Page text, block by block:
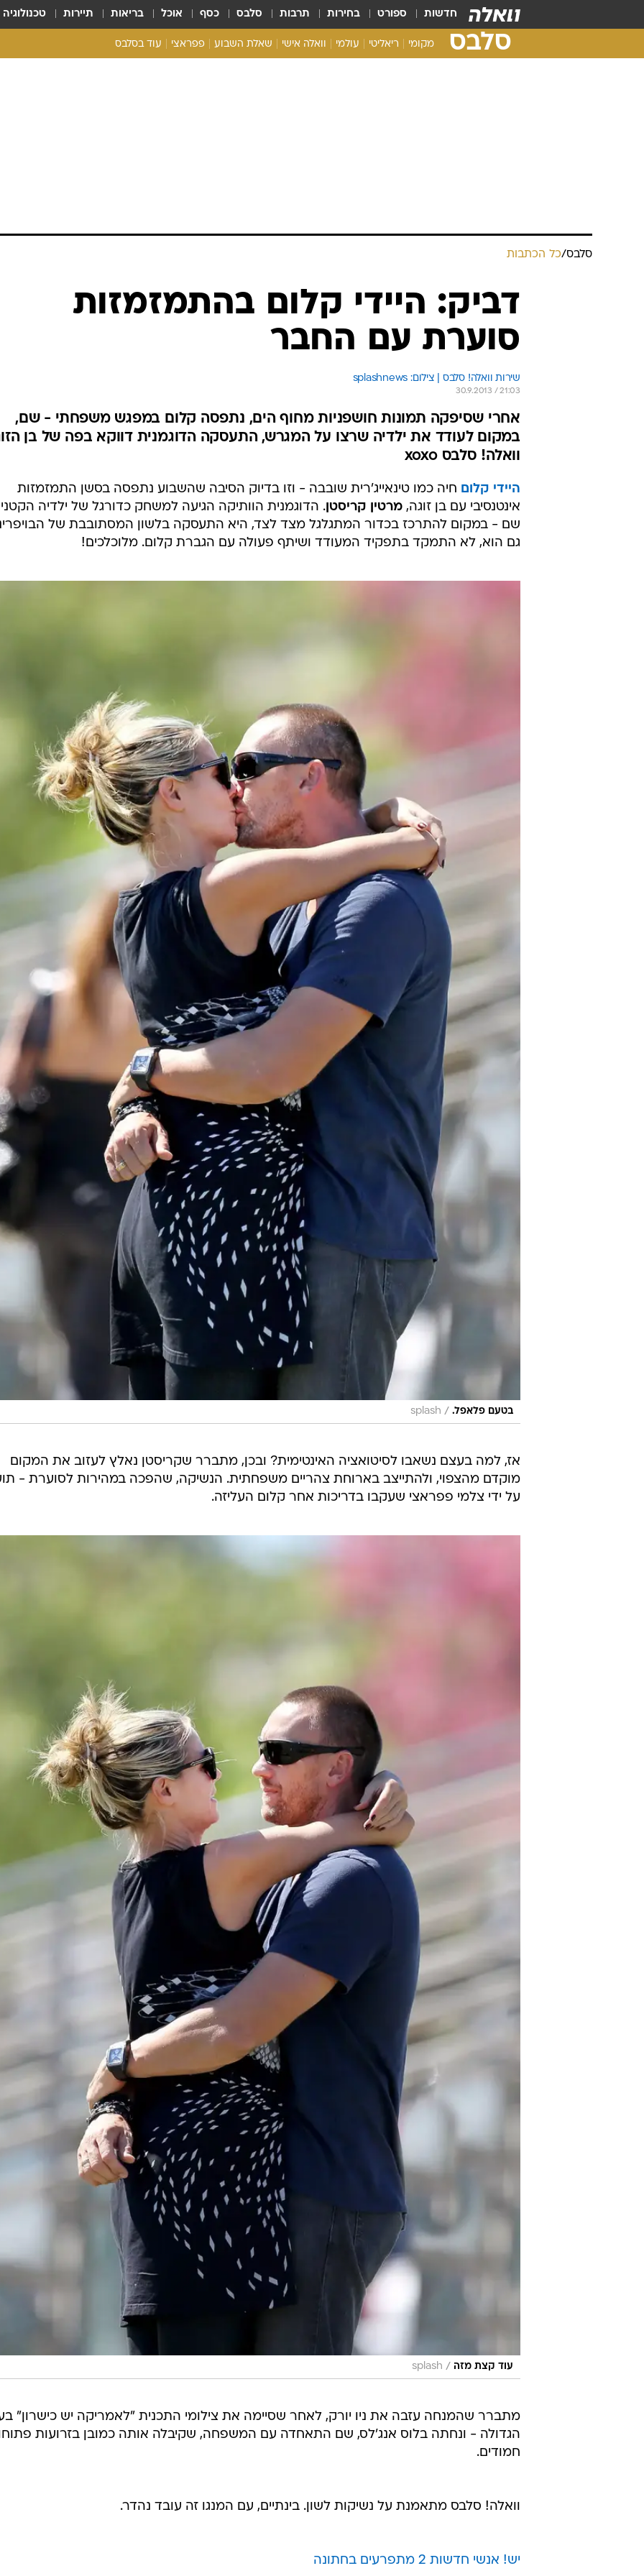
חדשות ספורט בחירות תרבות סלבס כסף אוכל בריאות תיירות טכנולוגיה
סלבס מקומי ריאליטי עולמי וואלה אישי שאלת השבוע פפראצי עוד בסלבס
סלבס/כל הכתבות
דביק: היידי קלום בהתמזמזות
סוערת עם החבר
שירות וואלה! סלבס | צילום: splashnews
30.9.2013 / 21:03
אחרי שסיפקה תמונות חושפניות מחוף הים, נתפסה קלום במפגש משפחתי - שם,
במקום לעודד את ילדיה שרצו על המגרש, התעסקה הדוגמנית דווקא בפה של בן
וואלה! סלבס xoxo
היידי קלום חיה כמו טינאייג'רית שובבה - וזו בדיוק הסיבה שהשבוע נתפסה בסשן התמזמזות
אינטנסיבי עם בן זוגה, מרטין קריסטן. הדוגמנית הוותיקה הגיעה למשחק כדורגל של ילדיה
שם - במקום להתרכז בכדור המתגלגל מצד לצד, היא התעסקה בלשון המסתובבת של
גם הוא, לא התמקד בתפקיד המעודד ושיתף פעולה עם הגברת קלום. מלוכלכים!
בטעם פלאפל. /
splash
אז, למה בעצם נשאבו לסיטואציה האינטימית? ובכן, מתברר שקריסטן נאלץ לעזוב את המקום
מוקדם מהצפוי, ולהתייצב בארוחת צהריים משפחתית. הנשיקה, שהפכה במהירות לסוערת -
על ידי צלמי פפראצי שעקבו בדריכות אחר קלום העליזה.
עוד קצת מזה /
splash
מתברר שהמנחה עזבה את ניו יורק, לאחר שסיימה את צילומי התכנית "לאמריקה יש כישרון"
הגדולה - ונחתה בלוס אנג'לס, שם התאחדה עם המשפחה, שקיבלה אותה כמובן בזרועות
חמודים.
וואלה! סלבס מתאמנת על נשיקות לשון. בינתיים, עם המנגו זה עובד נהדר.
יש! אנשי חדשות 2 מתפרעים בחתונה